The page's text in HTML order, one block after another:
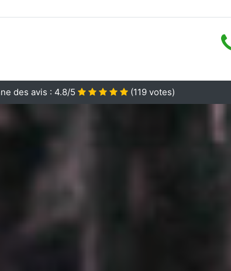
des avis : 4.8/5 (119 votes)